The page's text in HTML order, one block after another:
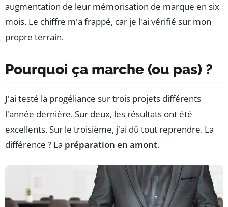
augmentation de leur mémorisation de marque en six
mois. Le chiffre m'a frappé, car je l'ai vérifié sur mon
propre terrain.
Pourquoi ça marche (ou pas) ?
J'ai testé la progéliance sur trois projets différents
l'année dernière. Sur deux, les résultats ont été
excellents. Sur le troisième, j'ai dû tout reprendre. La
différence ? La préparation en amont.